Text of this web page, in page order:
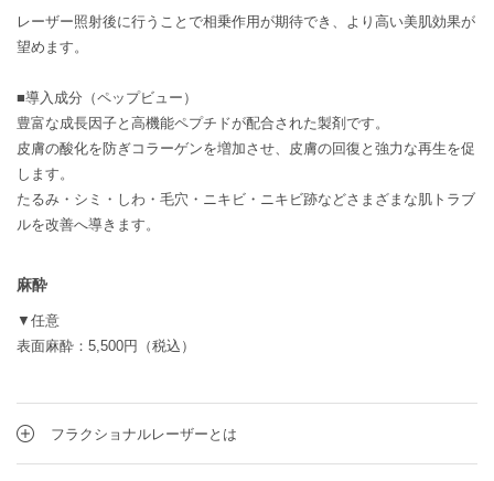
レーザー照射後に行うことで相乗作用が期待でき、より高い美肌効果が
望めます。
■導入成分（ペップビュー）
豊富な成長因子と高機能ペプチドが配合された製剤です。
皮膚の酸化を防ぎコラーゲンを増加させ、皮膚の回復と強力な再生を促
します。
たるみ・シミ・しわ・毛穴・ニキビ・ニキビ跡などさまざまな肌トラブ
ルを改善へ導きます。
麻酔
▼任意
表面麻酔：5,500円（税込）
フラクショナルレーザーとは